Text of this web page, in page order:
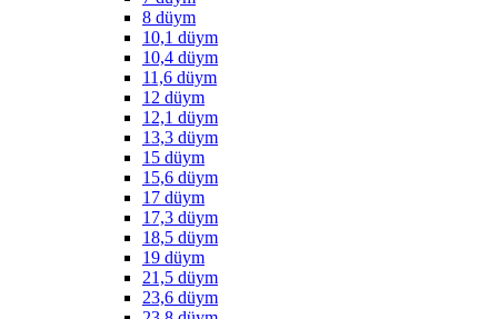
8 düym
10,1 düym
10,4 düym
11,6 düym
12 düym
12,1 düym
13,3 düym
15 düym
15,6 düym
17 düym
17,3 düym
18,5 düym
19 düym
21,5 düym
23,6 düym